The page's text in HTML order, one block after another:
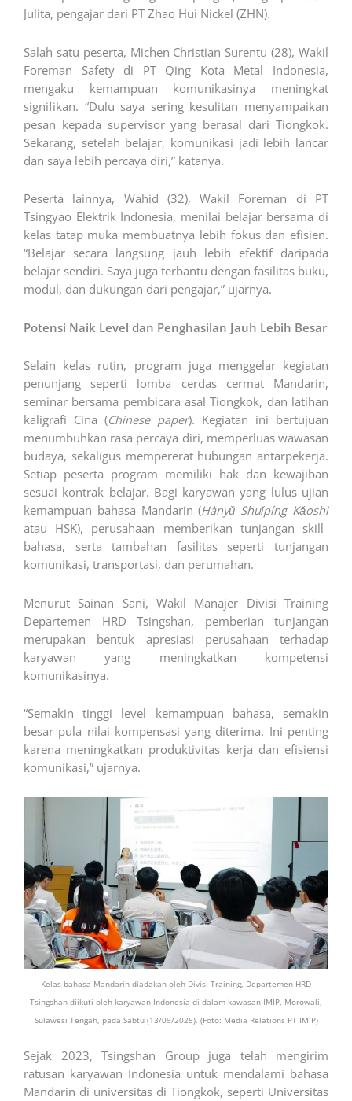
Julita, pengajar dari PT Zhao Hui Nickel (ZHN).
Salah satu peserta, Michen Christian Surentu (28), Wakil
Foreman Safety di PT Qing Kota Metal Indonesia,
mengaku kemampuan komunikasinya meningkat
signifikan. “Dulu saya sering kesulitan menyampaikan
pesan kepada supervisor yang berasal dari Tiongkok.
Sekarang, setelah belajar, komunikasi jadi lebih lancar
dan saya lebih percaya diri,” katanya.
Peserta lainnya, Wahid (32), Wakil Foreman di PT
Tsingyao Elektrik Indonesia, menilai belajar bersama di
kelas tatap muka membuatnya lebih fokus dan efisien.
“Belajar secara langsung jauh lebih efektif daripada
belajar sendiri. Saya juga terbantu dengan fasilitas buku,
modul, dan dukungan dari pengajar,” ujarnya.
Potensi Naik Level dan Penghasilan Jauh Lebih Besar
Selain kelas rutin, program juga menggelar kegiatan
penunjang seperti lomba cerdas cermat Mandarin,
seminar bersama pembicara asal Tiongkok, dan latihan
kaligrafi Cina (Chinese paper). Kegiatan ini bertujuan
menumbuhkan rasa percaya diri, memperluas wawasan
budaya, sekaligus mempererat hubungan antarpekerja.
Setiap peserta program memiliki hak dan kewajiban
sesuai kontrak belajar. Bagi karyawan yang lulus ujian
kemampuan bahasa Mandarin (Hànyǔ Shuǐpíng Kǎoshì
atau HSK), perusahaan memberikan tunjangan skill
bahasa, serta tambahan fasilitas seperti tunjangan
komunikasi, transportasi, dan perumahan.
Menurut Sainan Sani, Wakil Manajer Divisi Training
Departemen HRD Tsingshan, pemberian tunjangan
merupakan bentuk apresiasi perusahaan terhadap
karyawan yang meningkatkan kompetensi
komunikasinya.
“Semakin tinggi level kemampuan bahasa, semakin
besar pula nilai kompensasi yang diterima. Ini penting
karena meningkatkan produktivitas kerja dan efisiensi
komunikasi,” ujarnya.
Kelas bahasa Mandarin diadakan oleh Divisi Training, Departemen HRD
Tsingshan diikuti oleh karyawan Indonesia di dalam kawasan IMIP, Morowali,
Sulawesi Tengah, pada Sabtu (13/09/2025). (Foto: Media Relations PT IMIP)
Sejak 2023, Tsingshan Group juga telah mengirim
ratusan karyawan Indonesia untuk mendalami bahasa
Mandarin di universitas di Tiongkok, seperti Universitas